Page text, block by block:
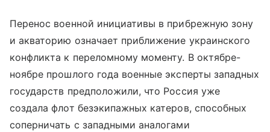
Перенос военной инициативы в прибрежную зону
и акваторию означает приближение украинского
конфликта к переломному моменту. В октябре-
ноябре прошлого года военные эксперты западных
государств предположили, что Россия уже
создала флот безэкипажных катеров, способных
соперничать с западными аналогами